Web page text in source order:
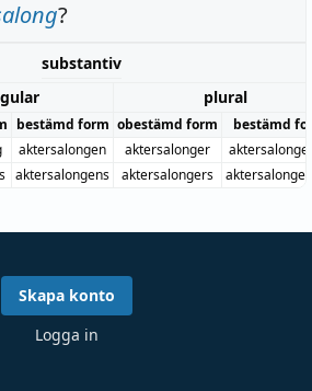
?
substantiv
plural
bestämd form obestämd form
bestämd
aktersalongen aktersalonger
aktersalongens aktersalongers
Skapa konto
Logga in